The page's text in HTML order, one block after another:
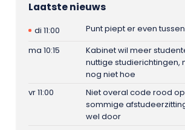
Laatste nieuws
di 11:00
Punt piept er even
ma 10:15
Kabinet wil meer
nuttige studierichtingen,
nog niet hoe
vr 11:00
Niet overal code rood
sommige
wel door